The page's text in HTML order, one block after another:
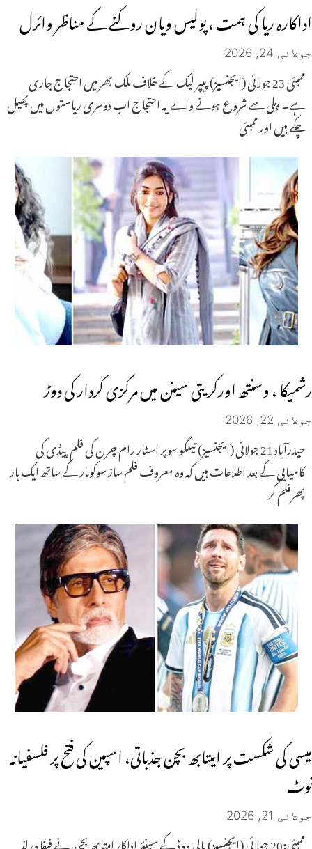
اداکارہ ریا کی ہمت ، پولیس ویان روکنے کے مناظر وائرل
جولائی 24, 2026
ممبئی 23 جولائی (ایجنسیز) پیپر لیک کے خلاف ملک بھر میں احتجاج جاری
ہے۔ دہلی سے شروع ہونے والے یہ احتجاج اب دوسری ریاستوں میں پھیل
چکے ہیں اور ممبئی
رشمیکا ، وسنتھ اورکریتی سینن میں مرکزی کردار کی دوڑ
جولائی 22, 2026
حیدرآباد 21 جولائی (ایجنسیز) تیلگو سوپر اسٹار رام چرن کی فلم پیڈی کی
کامیابی کے بعد اطلاعات ہیں کہ وہ معروف فلم ساز سوکومار کے ساتھ ایک بار
پھرفلم کر
میسی کی شکست پر امیتابھ بچن جذباتی، اسپین کی فتح پر فلسفیانہ
نوٹ
جولائی 21, 2026
ممبئی:20 جولائی (ایجنسیز) بالی ووڈ کے سینئر اداکار امیتابھ بچن نے فیفا ورلڈ